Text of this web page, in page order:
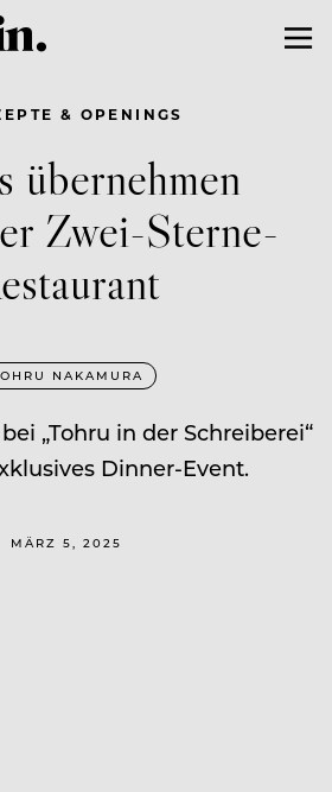
& OPENINGS
übernehmen
Zwei-Sterne-
NAKAMURA
„Tohru in der Schreiberei“
Dinner-Event.
MÄRZ 5, 2025